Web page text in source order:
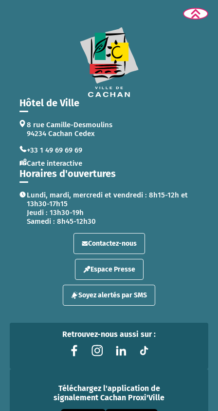
Hôtel de Ville
8 rue Camille-Desmoulins
94234 Cachan Cedex
+33 1 49 69 69 69
Carte interactive
Horaires d'ouvertures
Lundi, mardi, mercredi et vendredi : 8h15-12h et
13h30-17h15
Jeudi : 13h30-19h
Samedi : 8h45-12h30
Contactez-nous
Espace Presse
Soyez alertés par SMS
Retrouvez-nous aussi sur :
Téléchargez l'application de
signalement Cachan Proxi'Ville